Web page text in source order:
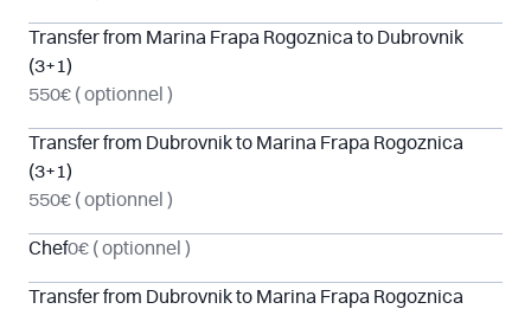
Transfer from Marina Frapa Rogoznica to Dubrovnik
(3+1)
550€ ( optionnel )
Transfer from Dubrovnik to Marina Frapa Rogoznica
(3+1)
550€ ( optionnel )
Chef0€ ( optionnel )
Transfer from Dubrovnik to Marina Frapa Rogoznica